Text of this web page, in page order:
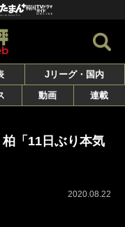
Jリーグ・国内
動画 連載
「11日ぶり本気
2020.08.22